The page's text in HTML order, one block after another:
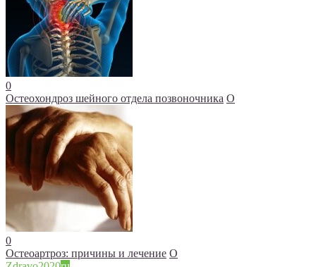
0
Остеохондроз шейного отдела позвоночника О
0
Остеоартроз: причины и лечение О